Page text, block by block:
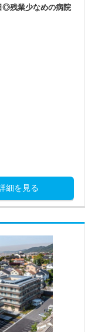
◎残業少なめの病院
細を見る